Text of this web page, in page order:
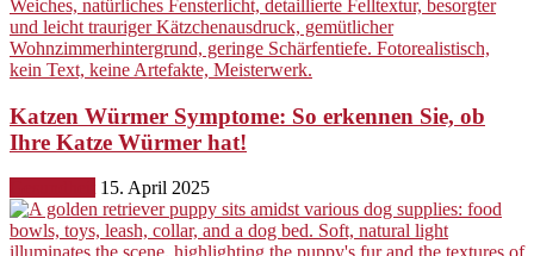
Katzen Würmer Symptome: So erkennen Sie, ob
Ihre Katze Würmer hat!
15. April 2025